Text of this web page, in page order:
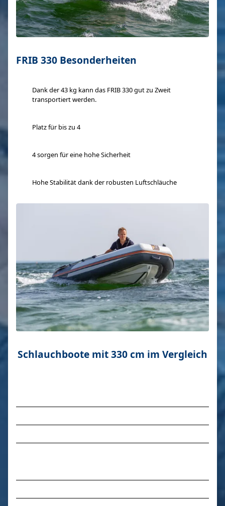
FRIB 330 Besonderheiten
Dank der 43 kg kann das FRIB 330 gut zu Zweit
transportiert werden.
Platz für bis zu 4
4 sorgen für eine hohe Sicherheit
Hohe Stabilität dank der robusten Luftschläuche
Schlauchboote mit 330 cm im Vergleich